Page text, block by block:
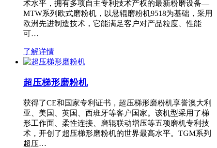
术水平，拥有多项自主专利技术产权的最新粉磨设备—
MTW系列欧式磨粉机，以悬辊磨粉机9518为基础，采用
欧洲先进制造技术，它能满足客户对产品粒度、性能
可…
了解详情
超压梯形磨粉机
获得了CE和国家专利证书，超压梯形磨粉机享誉澳大利
亚、美国、英国、西班牙等客户国家。该机型采用了梯
形工作面、柔性连接、磨辊联动增压等五项磨机专利技
术，开创了超压梯形磨粉机的世界最高水平。TGM系列
超压…